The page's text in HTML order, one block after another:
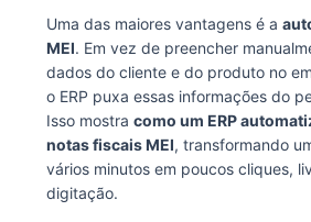
Uma das maiores vantagens é a
MEI. Em vez de preencher
dados do cliente e do produto no
o ERP puxa essas informações do
Isso mostra como um ERP
notas fiscais MEI, transformando
vários minutos em poucos cliques,
digitação.